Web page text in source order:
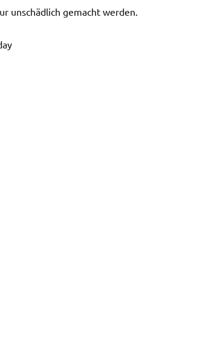
unschädlich gemacht werden.